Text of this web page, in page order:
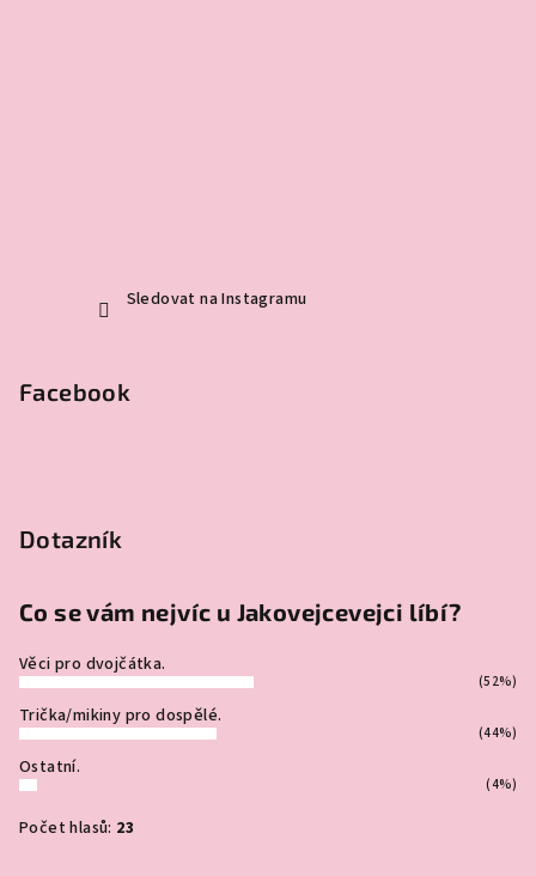
Sledovat na Instagramu
Facebook
Dotazník
Co se vám nejvíc u Jakovejcevejci líbí?
Věci pro dvojčátka.
(52%)
Trička/mikiny pro dospělé.
(44%)
Ostatní.
(4%)
Počet hlasů: 23